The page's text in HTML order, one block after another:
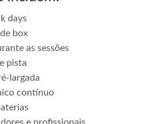
days
box
as sessões
pista
largada
contínuo